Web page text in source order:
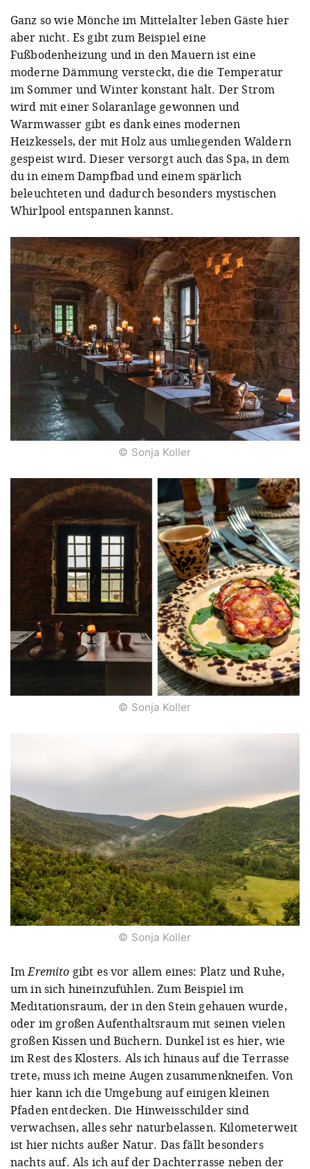
Ganz so wie Mönche im Mittelalter leben Gäste hier
aber nicht. Es gibt zum Beispiel eine
Fußbodenheizung und in den Mauern ist eine
moderne Dämmung versteckt, die die Temperatur
im Sommer und Winter konstant hält. Der Strom
wird mit einer Solaranlage gewonnen und
Warmwasser gibt es dank eines modernen
Heizkessels, der mit Holz aus umliegenden Wäldern
gespeist wird. Dieser versorgt auch das Spa, in dem
du in einem Dampfbad und einem spärlich
beleuchteten und dadurch besonders mystischen
Whirlpool entspannen kannst.
© Sonja Koller
© Sonja Koller
© Sonja Koller
ImEremito gibt es vor allem eines: Platz und Ruhe,
um in sich hineinzufühlen. Zum Beispiel im
Meditationsraum, der in den Stein gehauen wurde,
oder im großen Aufenthaltsraum mit seinen vielen
großen Kissen und Büchern. Dunkel ist es hier, wie
im Rest des Klosters. Als ich hinaus auf die Terrasse
trete, muss ich meine Augen zusammenkneifen. Von
hier kann ich die Umgebung auf einigen kleinen
Pfaden entdecken. Die Hinweisschilder sind
verwachsen, alles sehr naturbelassen. Kilometerweit
ist hier nichts außer Natur. Das fällt besonders
nachts auf. Als ich auf der Dachterrasse neben der